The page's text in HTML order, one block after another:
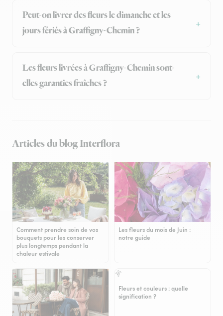
Peut-on livrer des fleurs le dimanche et les
jours fériés à Graffigny-Chemin ?
Les fleurs livrées à Graffigny-Chemin sont-
elles garanties fraîches ?
Articles du blog Interflora
Comment prendre soin de vos
bouquets pour les conserver
plus longtemps pendant la
chaleur estivale
Les fleurs du mois de Juin :
notre guide
Fleurs et couleurs : quelle
signification ?